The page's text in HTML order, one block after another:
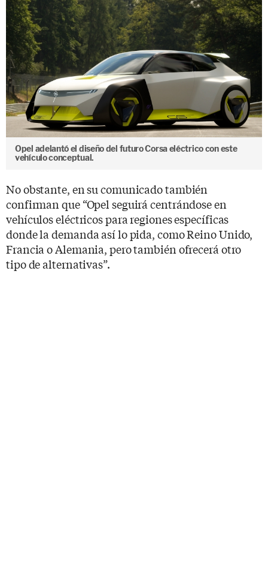
Opel adelantó el diseño del futuro Corsa eléctrico con este
vehículo conceptual.
No obstante, en su comunicado también
confirman que “Opel seguirá centrándose en
vehículos eléctricos para regiones específicas
donde la demanda así lo pida, como Reino Unido,
Francia o Alemania, pero también ofrecerá otro
tipo de alternativas”.